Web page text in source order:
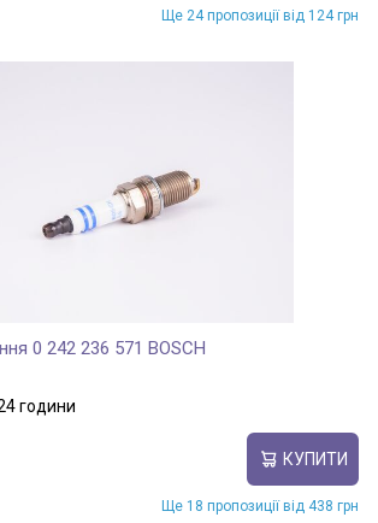
Ще 24 пропозиції від 124 грн
0 242 236 571 BOSCH
години
КУПИТИ
Ще 18 пропозиції від 438 грн